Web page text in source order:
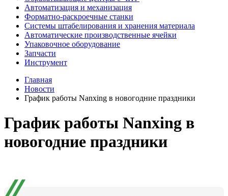
Автоматизация и механизация
Форматно-раскроечные станки
Системы штабелирования и хранения материала
Автоматические производственные ячейки
Упаковочное оборудование
Запчасти
Инструмент
Главная
Новости
График работы Nanxing в новогодние праздники
График работы Nanxing в
новогодние праздники